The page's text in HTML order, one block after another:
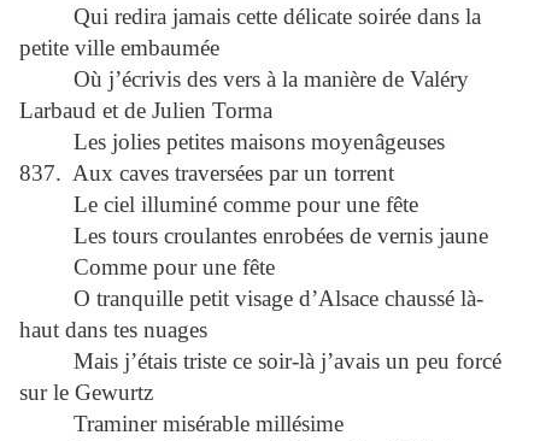
Qui redira jamais cette délicate soirée dans la
petite ville embaumée
Où j’écrivis des vers à la manière de Valéry
Larbaud et de Julien Torma
Les jolies petites maisons moyenâgeuses
837. Aux caves traversées par un torrent
Le ciel illuminé comme pour une fête
Les tours croulantes enrobées de vernis jaune
Comme pour une fête
O tranquille petit visage d’Alsace chaussé là-
haut dans tes nuages
Mais j’étais triste ce soir-là j’avais un peu forcé
sur le Gewurtz
Traminer misérable millésime